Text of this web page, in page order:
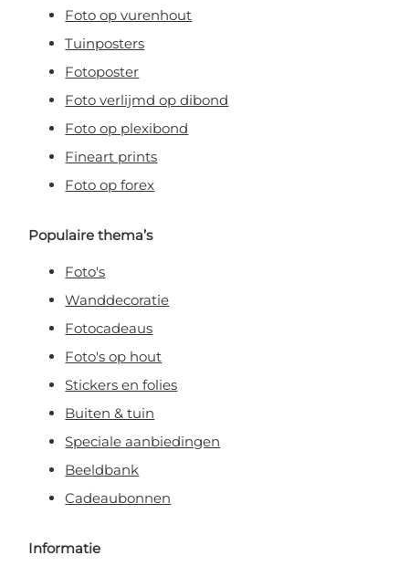
Foto op vurenhout
Tuinposters
Fotoposter
Foto verlijmd op dibond
Foto op plexibond
Fineart prints
Foto op forex
Populaire thema’s
Foto's
Wanddecoratie
Fotocadeaus
Foto's op hout
Stickers en folies
Buiten & tuin
Speciale aanbiedingen
Beeldbank
Cadeaubonnen
Informatie